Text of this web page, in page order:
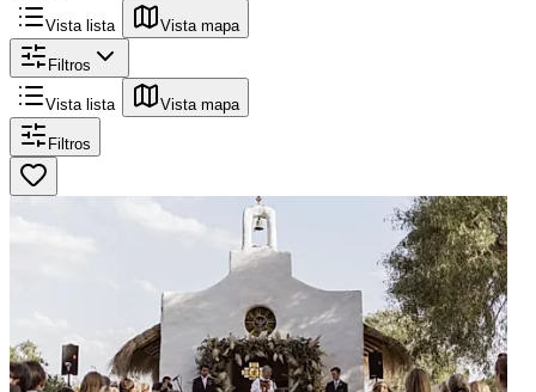
Vista lista Vista mapa
Filtros
Vista lista Vista mapa
Filtros